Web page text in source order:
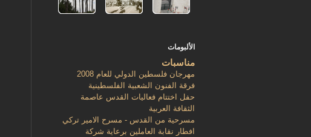
الألبومات
مناسبات
مهرجان فلسطين الدولي للعام 2008
فرقة الفنون الشعبية الفلسطينية
حفل اختتام فعاليات القدس عاصمة
الثقافة العربية
مسرحية من القدس - مسرح الامير تركي
افطار نقابة العاملين برعاية شركة